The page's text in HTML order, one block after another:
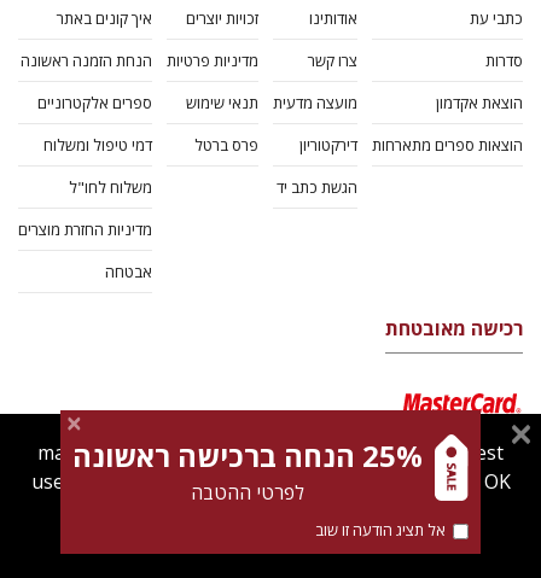
כתבי עת
סדרות
הוצאת אקדמון
הוצאות ספרים מתארחות
אודותינו
צרו קשר
מועצה מדעית
דירקטוריון
הגשת כתב יד
זכויות יוצרים
מדיניות פרטיות
תנאי שימוש
פרס ברטל
איך קונים באתר
הנחת הזמנה ראשונה
ספרים אלקטרוניים
דמי טיפול ומשלוח
משלוח לחו"ל
מדיניות החזרת מוצרים
אבטחה
רכישה מאובטחת
magnespress.co.il uses cookies to give you the best
user experience. Using this website means you're OK
Find out more about ourcookies policy
25% הנחה ברכישה ראשונה
לפרטי ההטבה
אל תציג הודעה זו שוב